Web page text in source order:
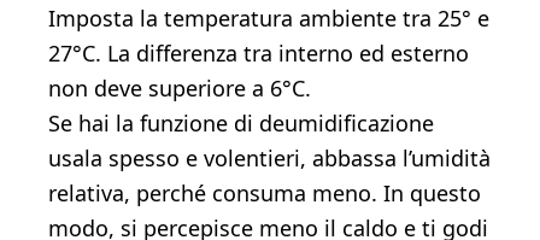
Imposta la temperatura ambiente tra 25° e
27°C. La differenza tra interno ed esterno
non deve superiore a 6°C.
Se hai la funzione di deumidificazione
usala spesso e volentieri, abbassa l’umidità
relativa, perché consuma meno. In questo
modo, si percepisce meno il caldo e ti godi